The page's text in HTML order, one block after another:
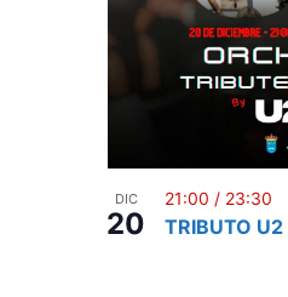
DIC
20 TRIBUTO U2
21:00 / 23:30